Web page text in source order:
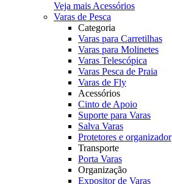
Veja mais Acessórios
Varas de Pesca
Categoria
Varas para Carretilhas
Varas para Molinetes
Varas Telescópica
Varas Pesca de Praia
Varas de Fly
Acessórios
Cinto de Apoio
Suporte para Varas
Salva Varas
Protetores e organizador
Transporte
Porta Varas
Organização
Expositor de Varas